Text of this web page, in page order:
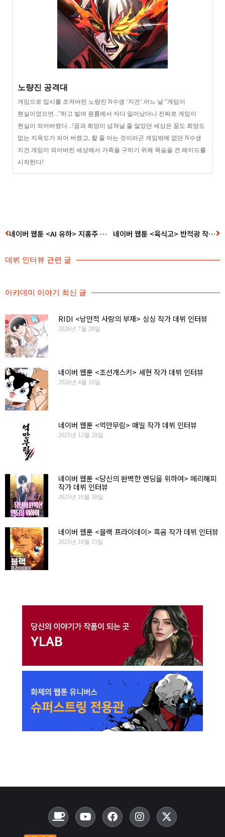
노량진 공격대
게임으로 입시를 조져버린 노량진 N수생 ‘지건’.어느 날 ”게임이
현실이었으면...”하고 빌며 원룸에서 자다 일어났더니 진짜로 게임이
현실이 되어버렸다...!꿈과 희망이 넘쳐날 줄 알았던 세상은 꿈도 희망도
없는 지옥도가 되어 버렸고, 할 줄 아는 것이라곤 게임밖에 없던 N수생
지건.게임이 되어버린 세상에서 가족을 구하기 위해 목숨을 건 레이드를
시작한다!
네이버 웹툰 <AI 유하> 지홍주 작가 데뷔 인터뷰 네이버 웹툰 <육식고> 반적광 작가 데뷔 인터뷰
데뷔 인터뷰 관련 글
아카데미 이야기 최신 글
RIDI <낭만적 사랑의 부재> 싱싱 작가 데뷔 인터뷰
2026년 7월 28일
네이버 웹툰 <조선개스키> 세현 작가 데뷔 인터뷰
2026년 4월 16일
네이버 웹툰 <억만무림> 매일 작가 데뷔 인터뷰
2025년 12월 28일
네이버 웹툰 <당신의 완벽한 엔딩을 위하여> 메리해피
작가 데뷔 인터뷰
2025년 10월 30일
네이버 웹툰 <블랙 프라이데이> 흑곰 작가 데뷔 인터뷰
2025년 10월 15일